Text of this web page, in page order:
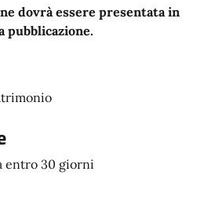
dovrà essere presentata in
pubblicazione.
entro 30 giorni